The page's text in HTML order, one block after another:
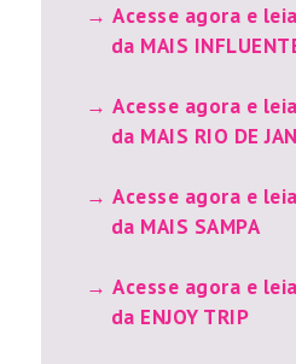
Acesse agora e
da MAIS
Acesse agora e
da MAIS RIO DE
Acesse agora e
da MAIS SAMPA
Acesse agora e
da ENJOY TRIP